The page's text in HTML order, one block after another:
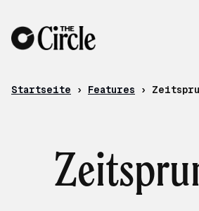
Startseite › Features ›